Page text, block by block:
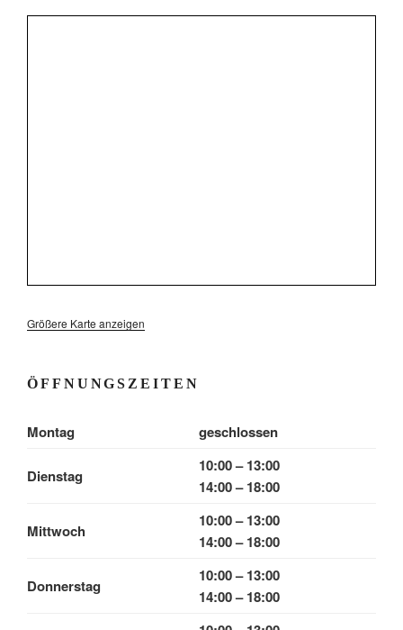
Größere Karte anzeigen
ÖFFNUNGSZEITEN
Montag geschlossen
Dienstag
10:00 – 13:00
14:00 – 18:00
Mittwoch
10:00 – 13:00
14:00 – 18:00
Donnerstag
10:00 – 13:00
14:00 – 18:00